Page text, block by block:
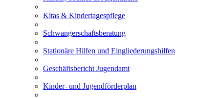
Kitas & Kindertagespflege
Schwangerschaftsberatung
Stationäre Hilfen und Eingliederungshilfen
Geschäftsbericht Jugendamt
Kinder- und Jugendförderplan